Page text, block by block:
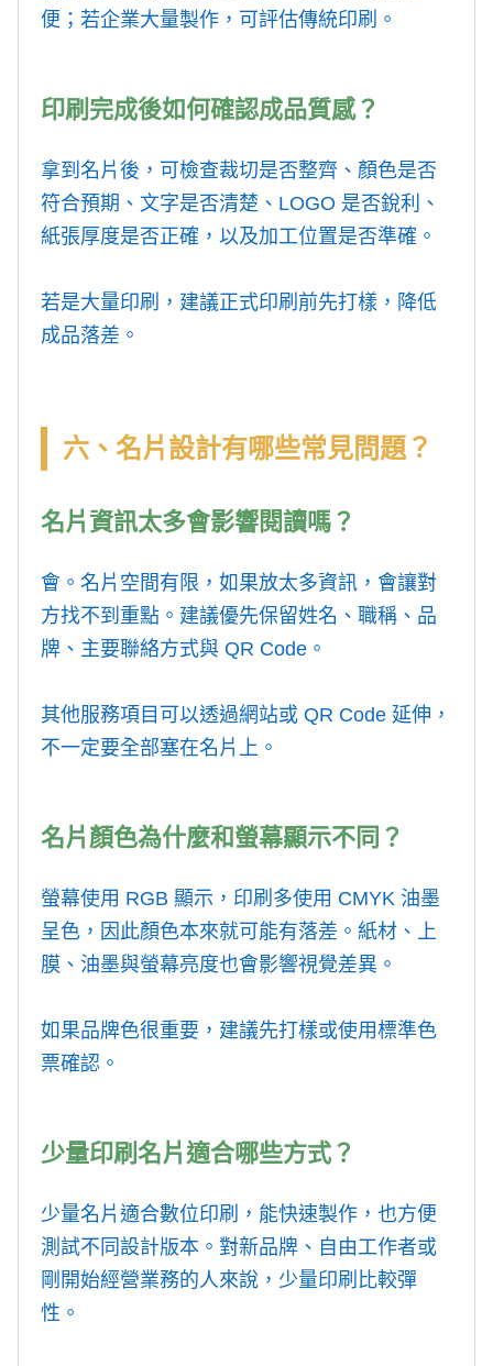
便；若企業大量製作，可評估傳統印刷。
印刷完成後如何確認成品質感？
拿到名片後，可檢查裁切是否整齊、顏色是否
符合預期、文字是否清楚、LOGO 是否銳利、
紙張厚度是否正確，以及加工位置是否準確。
若是大量印刷，建議正式印刷前先打樣，降低
成品落差。
六、名片設計有哪些常見問題？
名片資訊太多會影響閱讀嗎？
會。名片空間有限，如果放太多資訊，會讓對
方找不到重點。建議優先保留姓名、職稱、品
牌、主要聯絡方式與 QR Code。
其他服務項目可以透過網站或 QR Code 延伸，
不一定要全部塞在名片上。
名片顏色為什麼和螢幕顯示不同？
螢幕使用 RGB 顯示，印刷多使用 CMYK 油墨
呈色，因此顏色本來就可能有落差。紙材、上
膜、油墨與螢幕亮度也會影響視覺差異。
如果品牌色很重要，建議先打樣或使用標準色
票確認。
少量印刷名片適合哪些方式？
少量名片適合數位印刷，能快速製作，也方便
測試不同設計版本。對新品牌、自由工作者或
剛開始經營業務的人來說，少量印刷比較彈
性。